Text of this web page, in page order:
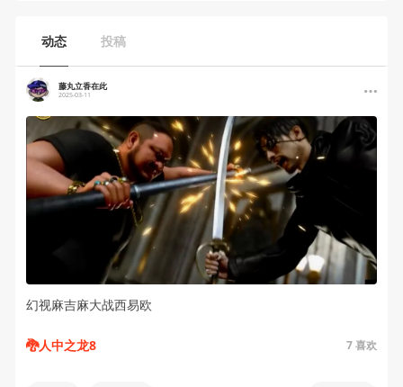
动态 投稿
藤丸立香在此
2025-03-11
幻视麻吉麻大战西易欧
🐉人中之龙8 7喜欢